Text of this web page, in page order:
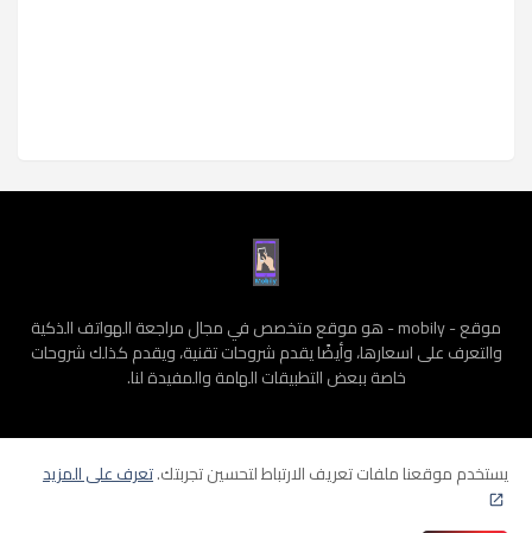
موقع - mobily - هو موقع متخصص في مجال مراجعة الهواتف الذكية
والتعرف على اسعارها، وأيضًا يقدم شروحات تقنية، ويقدم كذلك شروحات
خاصة ببعض التطبيقات الهامة والمفيدة لنا.
الرئيسية سياسة الخصوصية الشروط و الأحكام
من نحن
يستخدم موقعنا ملفات تعريف الارتباط لتحسين تجربتك.تعرف على المزيد